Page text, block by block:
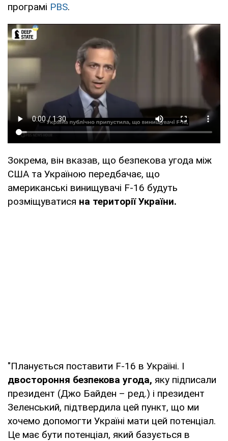
програмі PBS.
Зокрема, він вказав, що безпекова угода між
США та Україною передбачає, що
американські винищувачі F-16 будуть
розміщуватися на території України.
"Планується поставити F-16 в Україні. І
двостороння безпекова угода, яку підписали
президент (Джо Байден – ред.) і президент
Зеленський, підтвердила цей пункт, що ми
хочемо допомогти Україні мати цей потенціал.
Це має бути потенціал, який базується в